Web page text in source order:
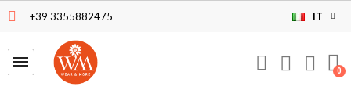
+39 3355882475 IT